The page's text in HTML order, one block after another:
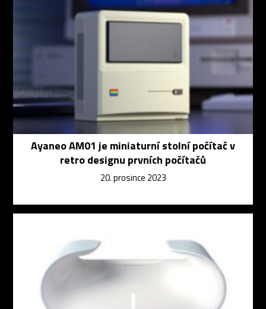
Ayaneo AM01 je miniaturní stolní počítač v
retro designu prvních počítačů
20. prosince 2023